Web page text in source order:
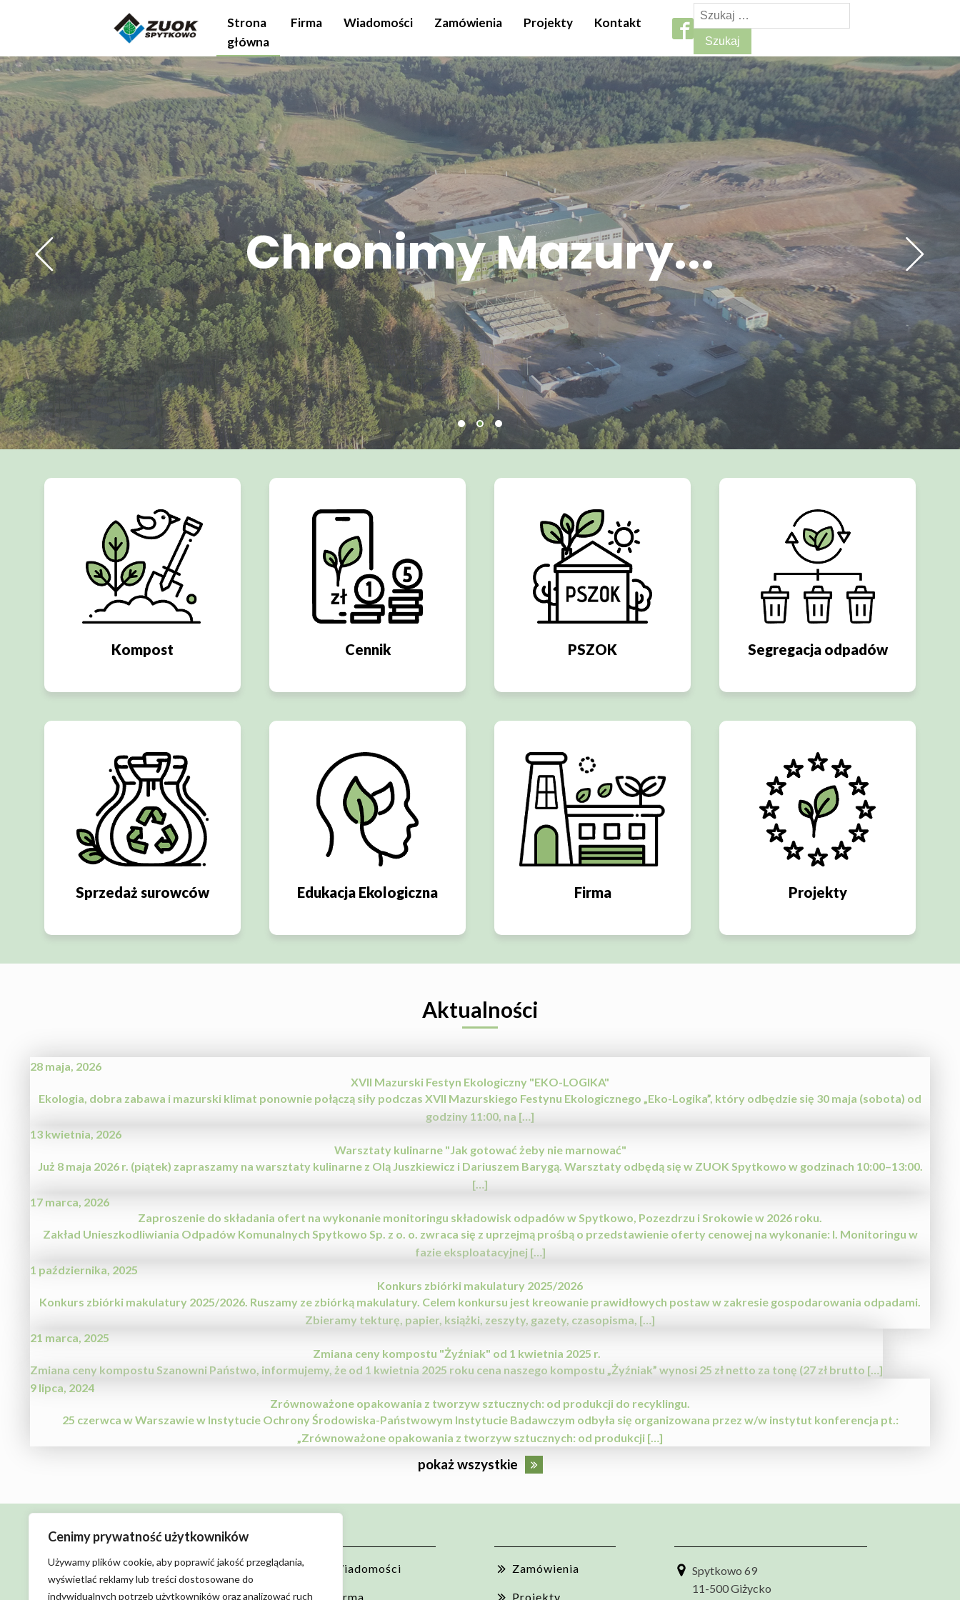
Cenimy prywatność użytkowników
Używamy plików cookie, aby poprawić jakość przeglądania,
wyświetlać reklamy lub treści dostosowane do
indywidualnych potrzeb użytkowników oraz analizować ruch
Strona
główna
Firma Wiadomości Zamówienia Projekty Kontakt
Chronimy Mazury...
Kompost Cennik PSZOK Segregacja odpadów
Sprzedaż surowców Edukacja Ekologiczna Firma Projekty
Aktualności
28 maja, 2026
XVII Mazurski Festyn Ekologiczny "EKO-LOGIKA"
Ekologia, dobra zabawa i mazurski klimat ponownie połączą siły podczas XVII Mazurskiego Festynu Ekologicznego „Eko-Logika”, który odbędzie się 30 maja (sobota) od
godziny 11:00, na […]
13 kwietnia, 2026
Warsztaty kulinarne "Jak gotować żeby nie marnować"
Już 8 maja 2026 r. (piątek) zapraszamy na warsztaty kulinarne z Olą Juszkiewicz i Dariuszem Barygą. Warsztaty odbędą się w ZUOK Spytkowo w godzinach 10:00–13:00.
[…]
17 marca, 2026
Zaproszenie do składania ofert na wykonanie monitoringu składowisk odpadów w Spytkowo, Pozezdrzu i Srokowie w 2026 roku.
Zakład Unieszkodliwiania Odpadów Komunalnych Spytkowo Sp. z o. o. zwraca się z uprzejmą prośbą o przedstawienie oferty cenowej na wykonanie: I. Monitoringu w
fazie eksploatacyjnej […]
1 października, 2025
Konkurs zbiórki makulatury 2025/2026
Konkurs zbiórki makulatury 2025/2026. Ruszamy ze zbiórką makulatury. Celem konkursu jest kreowanie prawidłowych postaw w zakresie gospodarowania odpadami.
Zbieramy tekturę, papier, książki, zeszyty, gazety, czasopisma, […]
21 marca, 2025
Zmiana ceny kompostu "Żyźniak" od 1 kwietnia 2025 r.
Zmiana ceny kompostu Szanowni Państwo, informujemy, że od 1 kwietnia 2025 roku cena naszego kompostu „Żyźniak” wynosi 25 zł netto za tonę (27 zł brutto […]
9 lipca, 2024
Zrównoważone opakowania z tworzyw sztucznych: od produkcji do recyklingu.
25 czerwca w Warszawie w Instytucie Ochrony Środowiska-Państwowym Instytucie Badawczym odbyła się organizowana przez w/w instytut konferencja pt.:
„Zrównoważone opakowania z tworzyw sztucznych: od produkcji […]
pokaż wszystkie
Wiadomości
Firma
Zamówienia
Projekty
Spytkowo 69
11-500 Giżycko